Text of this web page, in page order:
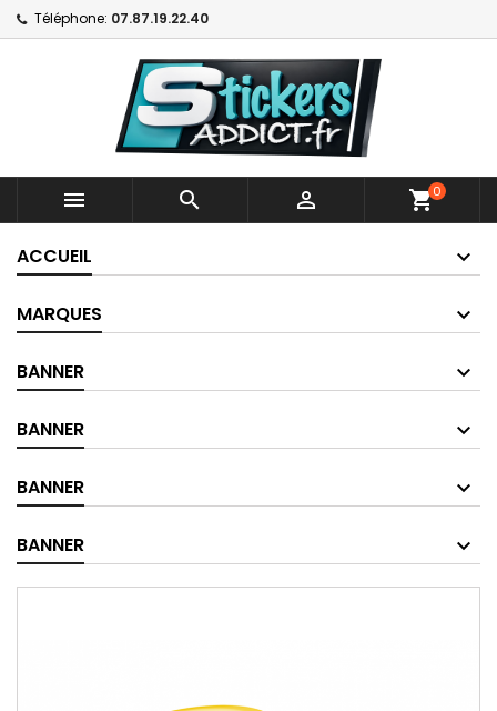
Téléphone: 07.87.19.22.40
   shopping_cart0
ACCUEIL
MARQUES
BANNER
BANNER
BANNER
BANNER